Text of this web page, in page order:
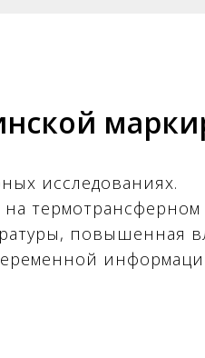
исследованиях.
термотрансферном
повышенная